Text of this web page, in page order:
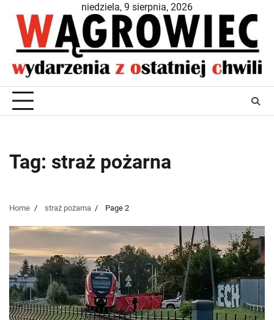
content
niedziela, 9 sierpnia, 2026
Tag: straż pożarna
Home straż pożarna Page 2